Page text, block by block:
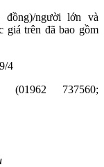
người lớn và
giá trên đã bao gồm
4
737560;